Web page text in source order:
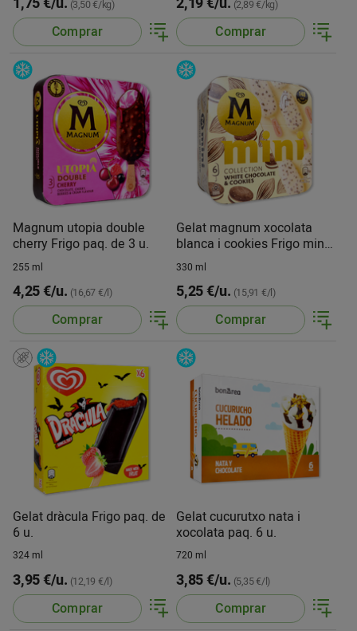
(3,50 €/kg)
Comprar
(2,89 €/kg)
Comprar
Magnum utopia double
cherry Frigo paq. de 3 u.
255 ml
4,25 €/u. (16,67 €/l)
Comprar
Gelat magnum xocolata
blanca i cookies Frigo mini
paq. de 6 u.
330 ml
5,25 €/u. (15,91 €/l)
Comprar
Gelat dràcula Frigo paq. de
6 u.
324 ml
3,95 €/u. (12,19 €/l)
Comprar
Gelat cucurutxo nata i
xocolata paq. 6 u.
720 ml
3,85 €/u. (5,35 €/l)
Comprar